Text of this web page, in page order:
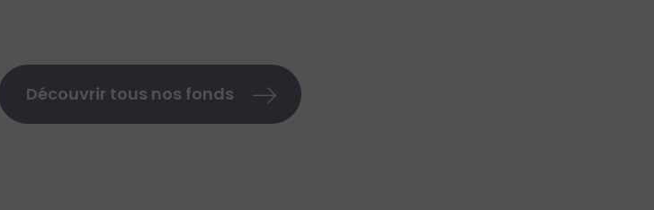
Découvrir tous nos fonds